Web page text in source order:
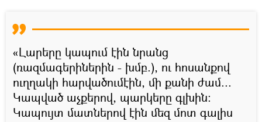
«Լարերը կապում էին նրանց
(ռազմագերիներին - խմբ.), ու հոսանքով
ուղղակի հարվածումէին, մի քանի ժամ...
Կապված աչքերով, պարկերը գլխին։
Կապույտ մատներով էին մեզ մոտ գալիս